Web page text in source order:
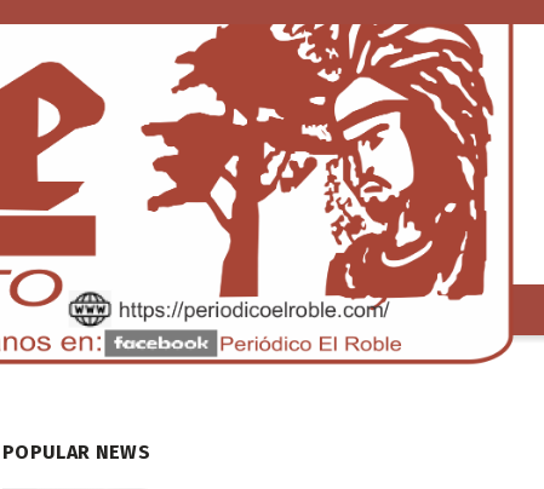
TENDENCIA
POPULAR NEWS